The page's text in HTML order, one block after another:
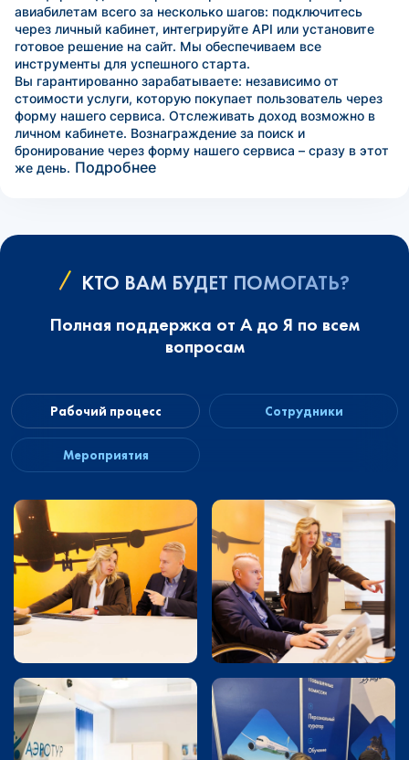
авиабилетам всего за несколько шагов: подключитесь
через личный кабинет, интегрируйте API или установите
готовое решение на сайт. Мы обеспечиваем все
инструменты для успешного старта.
Вы гарантированно зарабатываете: независимо от
стоимости услуги, которую покупает пользователь через
форму нашего сервиса. Отслеживать доход возможно в
личном кабинете. Вознаграждение за поиск и
бронирование через форму нашего сервиса – сразу в этот
же день. Подробнее
КТО ВАМ БУДЕТ ПОМОГАТЬ?
Полная поддержка от А до Я по всем
вопросам
Рабочий процесс Сотрудники
Мероприятия